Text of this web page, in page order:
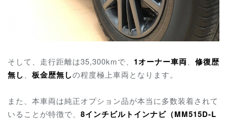
そして、走行距離は35,300kmで、 1オーナー車両
修復歴
無し
板金歴無しの程度極上車両となります。
また、本車両は純正オプション品が本当に多数装着されて
いることが特徴で、 8インチビルトインナビ（MM515D-L